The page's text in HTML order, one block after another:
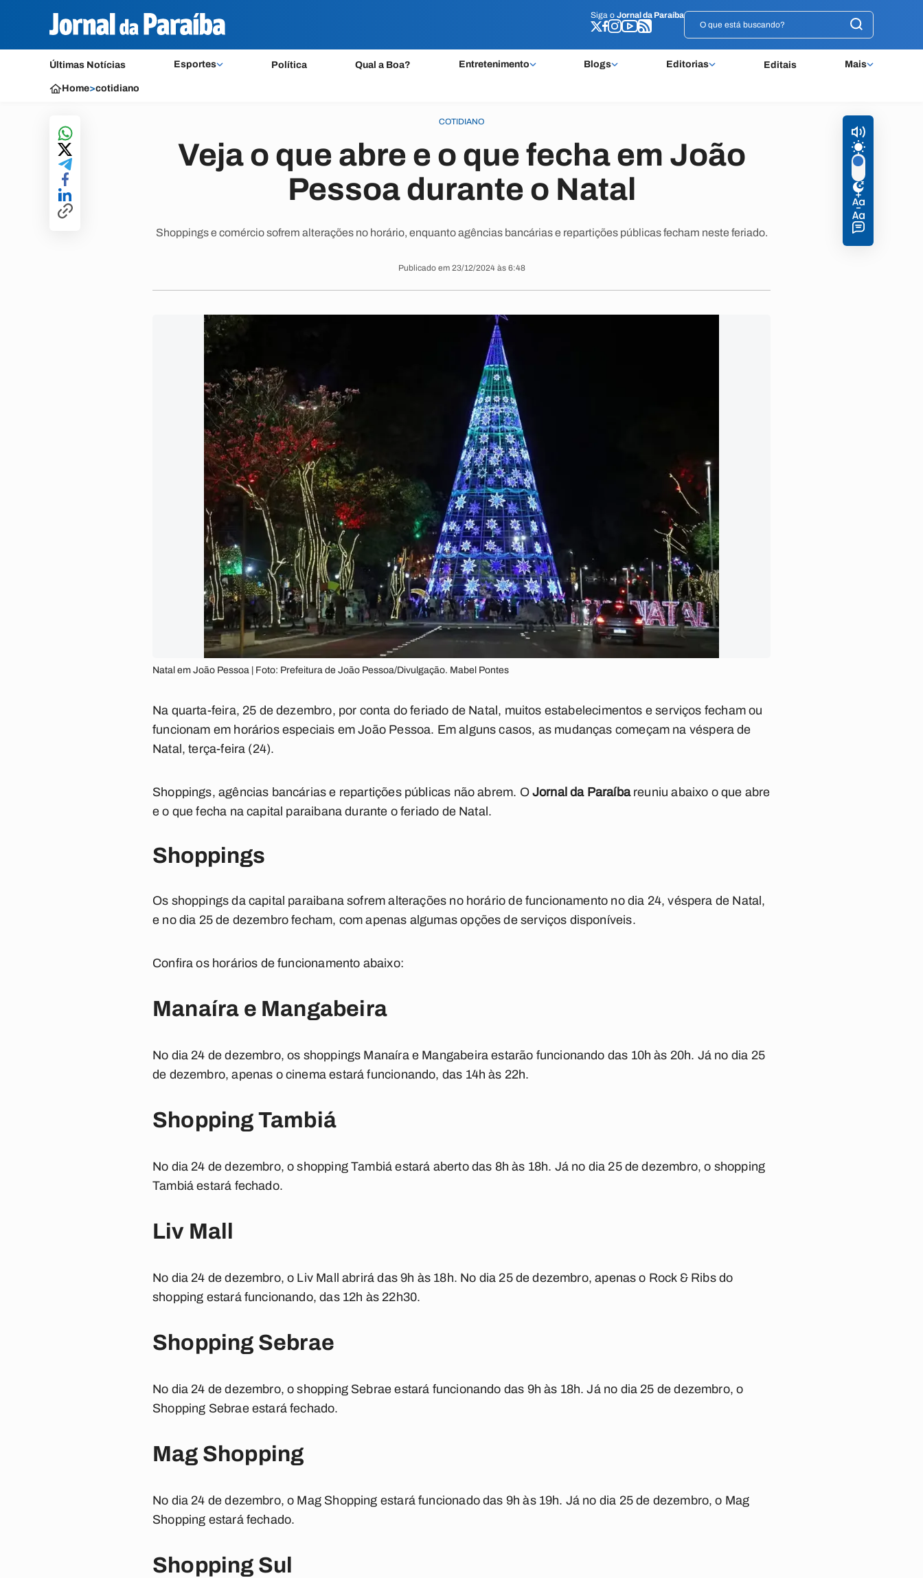
Siga o Jornal da Paraíba
Últimas Notícias Esportes Política Qual a Boa? Entretenimento Blogs Editorias Editais Mais
Siga o Jornal da Paraíba
Home>cotidiano
COTIDIANO
Veja o que abre e o que fecha em João
Pessoa durante o Natal
Shoppings e comércio sofrem alterações no horário, enquanto agências bancárias e repartições públicas fecham neste feriado.
Publicado em 23/12/2024 às 6:48
Natal em João Pessoa | Foto: Prefeitura de João Pessoa/Divulgação. Mabel Pontes
Na quarta-feira, 25 de dezembro, por conta do feriado de Natal, muitos estabelecimentos e serviços fecham ou
funcionam em horários especiais em João Pessoa. Em alguns casos, as mudanças começam na véspera de
Natal, terça-feira (24).
Shoppings, agências bancárias e repartições públicas não abrem. O Jornal da Paraíbareuniu abaixo o que abre
e o que fecha na capital paraibana durante o feriado de Natal.
Shoppings
Os shoppings da capital paraibana sofrem alterações no horário de funcionamento no dia 24, véspera de Natal,
e no dia 25 de dezembro fecham, com apenas algumas opções de serviços disponíveis.
Confira os horários de funcionamento abaixo:
Manaíra e Mangabeira
No dia 24 de dezembro, os shoppings Manaíra e Mangabeira estarão funcionando das 10h às 20h. Já no dia 25
de dezembro, apenas o cinema estará funcionando, das 14h às 22h.
Shopping Tambiá
No dia 24 de dezembro, o shopping Tambiá estará aberto das 8h às 18h. Já no dia 25 de dezembro, o shopping
Tambiá estará fechado.
Liv Mall
No dia 24 de dezembro, o Liv Mall abrirá das 9h às 18h. No dia 25 de dezembro, apenas o Rock & Ribs do
shopping estará funcionando, das 12h às 22h30.
Shopping Sebrae
No dia 24 de dezembro, o shopping Sebrae estará funcionando das 9h às 18h. Já no dia 25 de dezembro, o
Shopping Sebrae estará fechado.
Mag Shopping
No dia 24 de dezembro, o Mag Shopping estará funcionado das 9h às 19h. Já no dia 25 de dezembro, o Mag
Shopping estará fechado.
Shopping Sul